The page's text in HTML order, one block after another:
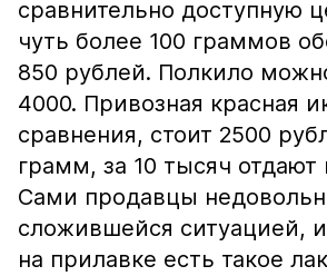
сравнительно доступную
чуть более 100 граммов
850 рублей. Полкило
4000. Привозная красная
сравнения, стоит 2500
грамм, за 10 тысяч
Сами продавцы
сложившейся ситуацией,
на прилавке есть такое